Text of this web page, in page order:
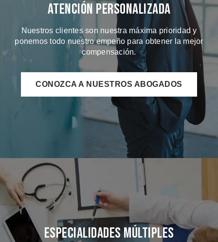
Atención Personalizada
Nuestros clientes son nuestra máxima prioridad y
ponemos todo nuestro empeño para obtener la mejor
compensación.
CONOZCA A NUESTROS ABOGADOS
Especialidades Múltiples